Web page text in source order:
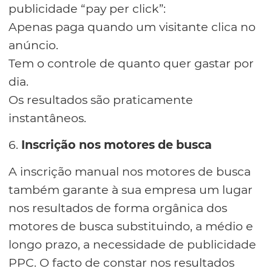
publicidade “pay per click”:
Apenas paga quando um visitante clica no
anúncio.
Tem o controle de quanto quer gastar por
dia.
Os resultados são praticamente
instantâneos.
6. Inscrição nos motores de busca
A inscrição manual nos motores de busca
também garante à sua empresa um lugar
nos resultados de forma orgânica dos
motores de busca substituindo, a médio e
longo prazo, a necessidade de publicidade
PPC. O facto de constar nos resultados